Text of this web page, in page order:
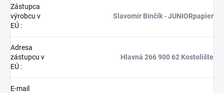
Zástupca
výrobcu v
EÚ :
Slavomír Binčík - JUNIORpapier
Adresa
zástupcu v
EÚ :
Hlavná 266 900 62 Kostolište
E-mail